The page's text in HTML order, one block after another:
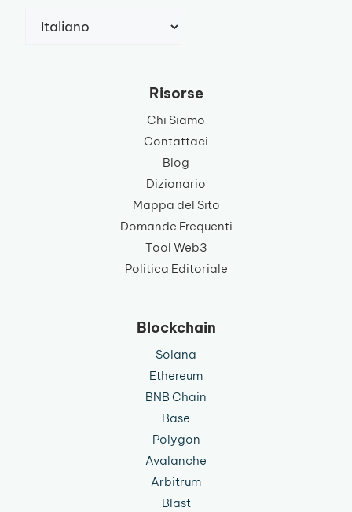
Scegli
una
Risorse
Chi Siamo
Contattaci
Blog
Dizionario
Mappa del Sito
Domande Frequenti
Tool Web3
Politica Editoriale
Blockchain
Solana
Ethereum
BNB Chain
Base
Polygon
Avalanche
Arbitrum
Blast